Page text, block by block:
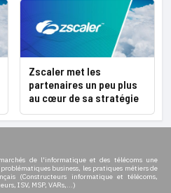
Zscaler met les
partenaires un peu plus
au cœur de sa stratégie
de l'informatique et des télécoms une
business, les pratiques métiers de
(Constructeurs informatique et télécoms,
ISV, MSP, VARs,...)